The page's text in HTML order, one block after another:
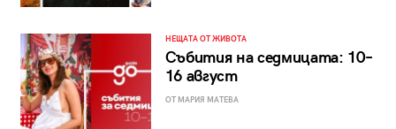
НЕЩАТА ОТ ЖИВОТА
Събития на седмицата: 10–
16 август
ОТ МАРИЯ МАТЕВА